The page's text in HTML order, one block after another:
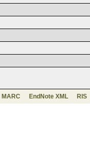
MARC EndNote XML RIS